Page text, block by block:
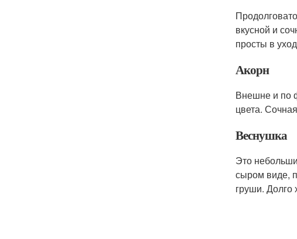
вкусной и
просты в
Акорн
Внешне и по
цвета.
Веснушка
Это
сыром виде,
груши. Долго